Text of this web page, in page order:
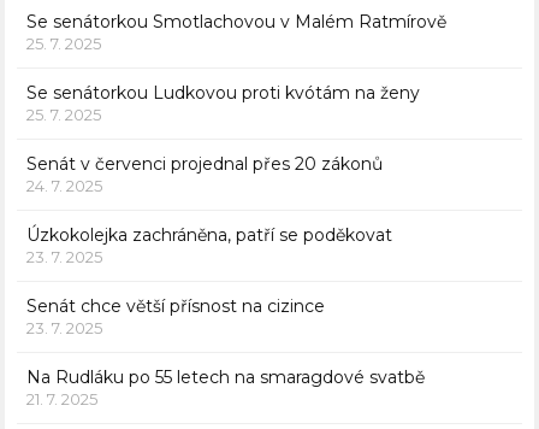
Se senátorkou Smotlachovou v Malém Ratmírově
25. 7. 2025
Se senátorkou Ludkovou proti kvótám na ženy
25. 7. 2025
Senát v červenci projednal přes 20 zákonů
24. 7. 2025
Úzkokolejka zachráněna, patří se poděkovat
23. 7. 2025
Senát chce větší přísnost na cizince
23. 7. 2025
Na Rudláku po 55 letech na smaragdové svatbě
21. 7. 2025